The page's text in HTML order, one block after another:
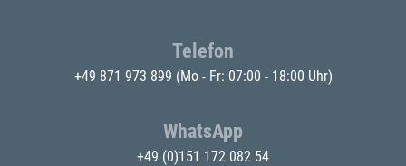
Telefon
+49 871 973 899 (Mo - Fr: 07:00 - 18:00 Uhr)
WhatsApp
+49 (0)151 172 082 54